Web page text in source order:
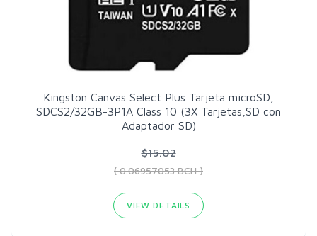
Kingston Canvas Select Plus Tarjeta microSD,
SDCS2/32GB-3P1A Class 10 (3X Tarjetas,SD con
Adaptador SD)
$15.02
( 0.06957053 BCH )
VIEW DETAILS